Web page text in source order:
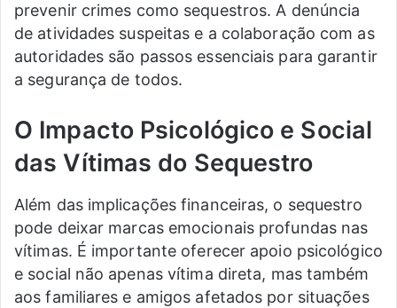
prevenir crimes como sequestros. A denúncia
de atividades suspeitas e a colaboração com as
autoridades são passos essenciais para garantir
a segurança de todos.
O Impacto Psicológico e Social
das Vítimas do Sequestro
Além das implicações financeiras, o sequestro
pode deixar marcas emocionais profundas nas
vítimas. É importante oferecer apoio psicológico
e social não apenas vítima direta, mas também
aos familiares e amigos afetados por situações